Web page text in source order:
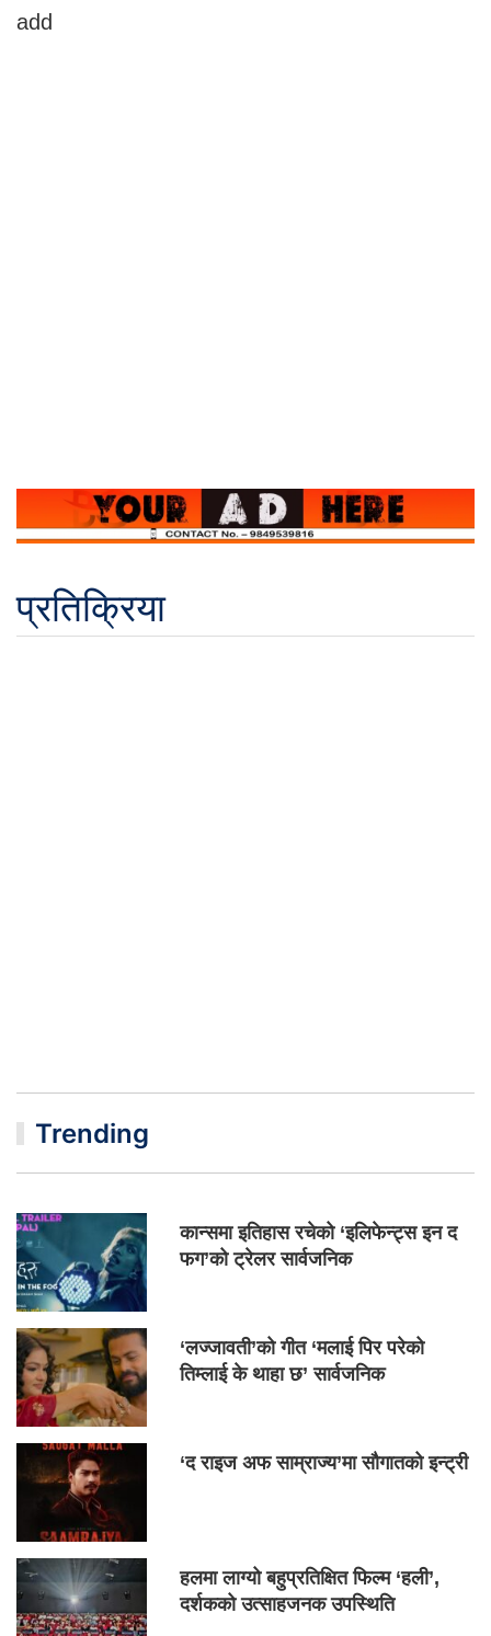
add
प्रतिक्रिया
Trending
कान्समा इतिहास रचेको ‘इलिफेन्ट्स इन द
फग’को ट्रेलर सार्वजनिक
‘लज्जावती’को गीत ‘मलाई पिर परेको
तिम्लाई के थाहा छ’ सार्वजनिक
‘द राइज अफ साम्राज्य’मा सौगातको इन्ट्री
हलमा लाग्यो बहुप्रतिक्षित फिल्म ‘हली’,
दर्शकको उत्साहजनक उपस्थिति